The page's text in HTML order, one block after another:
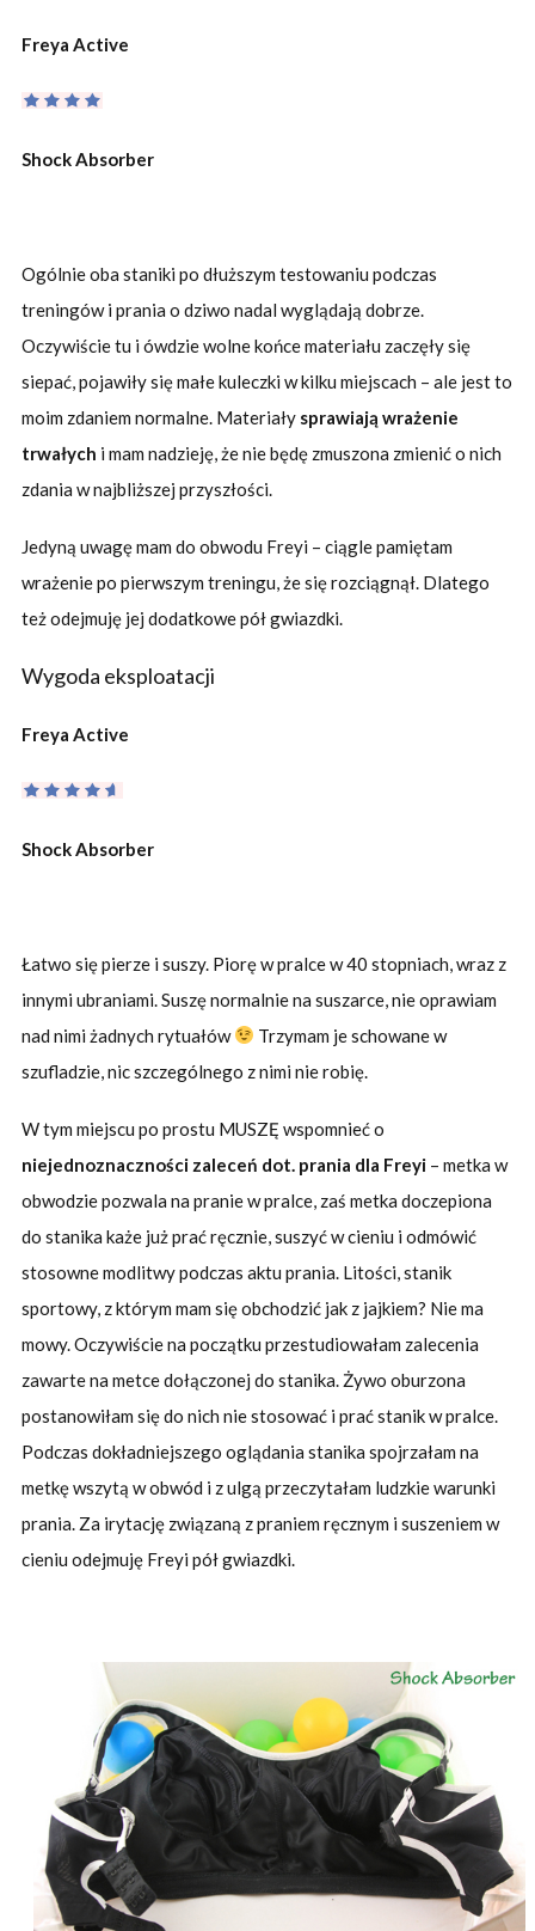
Freya Active
Shock Absorber
Ogólnie oba staniki po dłuższym testowaniu podczas
treningów i prania o dziwo nadal wyglądają dobrze.
Oczywiście tu i ówdzie wolne końce materiału zaczęły się
siepać, pojawiły się małe kuleczki w kilku miejscach – ale jest to
moim zdaniem normalne. Materiały sprawiają wrażenie
trwałych i mam nadzieję, że nie będę zmuszona zmienić o nich
zdania w najbliższej przyszłości.
Jedyną uwagę mam do obwodu Freyi – ciągle pamiętam
wrażenie po pierwszym treningu, że się rozciągnął. Dlatego
też odejmuję jej dodatkowe pół gwiazdki.
Wygoda eksploatacji
Freya Active
Shock Absorber
Łatwo się pierze i suszy. Piorę w pralce w 40 stopniach, wraz z
innymi ubraniami. Suszę normalnie na suszarce, nie oprawiam
nad nimi żadnych rytuałów
Trzymam je schowane w
szufladzie, nic szczególnego z nimi nie robię.
W tym miejscu po prostu MUSZĘ wspomnieć o
niejednoznaczności zaleceń dot. prania dla Freyi– metka w
obwodzie pozwala na pranie w pralce, zaś metka doczepiona
do stanika każe już prać ręcznie, suszyć w cieniu i odmówić
stosowne modlitwy podczas aktu prania. Litości, stanik
sportowy, z którym mam się obchodzić jak z jajkiem? Nie ma
mowy. Oczywiście na początku przestudiowałam zalecenia
zawarte na metce dołączonej do stanika. Żywo oburzona
postanowiłam się do nich nie stosować i prać stanik w pralce.
Podczas dokładniejszego oglądania stanika spojrzałam na
metkę wszytą w obwód i z ulgą przeczytałam ludzkie warunki
prania. Za irytację związaną z praniem ręcznym i suszeniem w
cieniu odejmuję Freyi pół gwiazdki.